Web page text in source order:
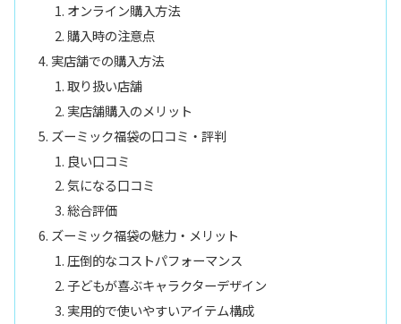
オンライン購入方法
購入時の注意点
実店舗での購入方法
取り扱い店舗
実店舗購入のメリット
ズーミック福袋の口コミ・評判
良い口コミ
気になる口コミ
総合評価
ズーミック福袋の魅力・メリット
圧倒的なコストパフォーマンス
子どもが喜ぶキャラクターデザイン
実用的で使いやすいアイテム構成